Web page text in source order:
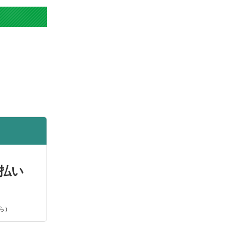
[Canon]互換
[Canon]互換
にプリン
管理して
む]い
）